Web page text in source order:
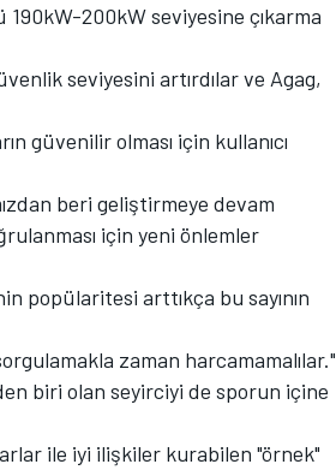
200kW seviyesine çıkarma
seviyesini artırdılar ve Agag,
güvenilir olması için kullanıcı
beri geliştirmeye devam
için yeni önlemler
popülaritesi arttıkça bu sayının
zaman harcamamalılar."
biri olan seyirciyi de sporun içine
ile iyi ilişkiler kurabilen "örnek"